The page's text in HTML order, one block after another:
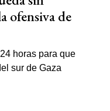
ofensiva de